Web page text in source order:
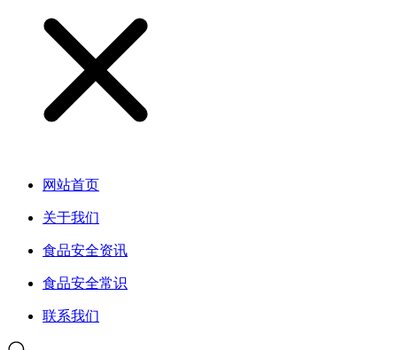
网站首页
关于我们
食品安全资讯
食品安全常识
联系我们